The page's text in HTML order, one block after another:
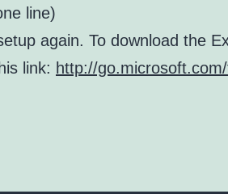
line)
again. To download the
link: http://